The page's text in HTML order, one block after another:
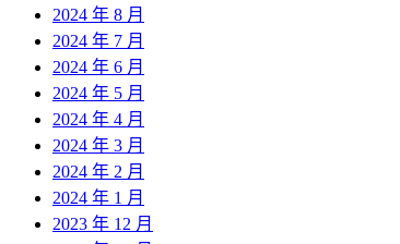
2024 年 8 月
2024 年 7 月
2024 年 6 月
2024 年 5 月
2024 年 4 月
2024 年 3 月
2024 年 2 月
2024 年 1 月
2023 年 12 月